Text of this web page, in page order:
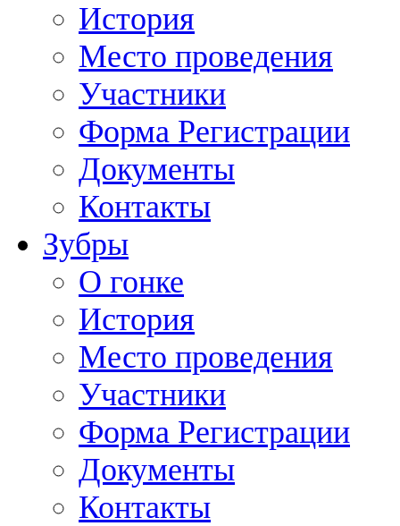
История
Место проведения
Участники
Форма Регистрации
Документы
Контакты
Зубры
О гонке
История
Место проведения
Участники
Форма Регистрации
Документы
Контакты